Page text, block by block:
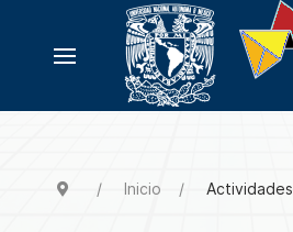
Inicio Actividades